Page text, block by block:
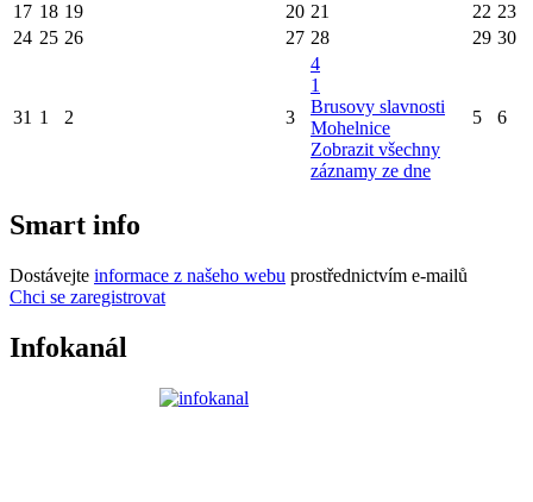
17 18 19 20 21 22 23
24 25 26 27 28 29 30
31 1 2 3
4
1
Brusovy slavnosti
Mohelnice
Zobrazit všechny
záznamy ze dne
5 6
Smart info
Dostávejte informace z našeho webu prostřednictvím e-mailů
Chci se zaregistrovat
Infokanál